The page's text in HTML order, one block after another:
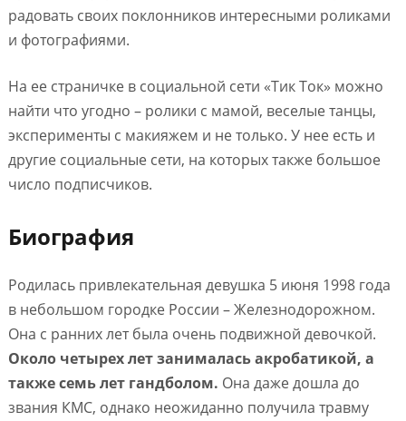
радовать своих поклонников интересными роликами
и фотографиями.
На ее страничке в социальной сети «Тик Ток» можно
найти что угодно – ролики с мамой, веселые танцы,
эксперименты с макияжем и не только. У нее есть и
другие социальные сети, на которых также большое
число подписчиков.
Биография
Родилась привлекательная девушка 5 июня 1998 года
в небольшом городке России – Железнодорожном.
Она с ранних лет была очень подвижной девочкой.
Около четырех лет занималась акробатикой, а
также семь лет гандболом. Она даже дошла до
звания КМС, однако неожиданно получила травму